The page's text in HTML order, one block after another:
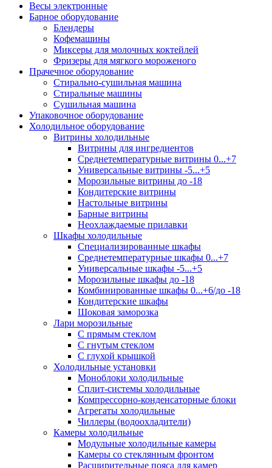
Весы электронные
Барное оборудование
Блендеры
Кофемашины
Миксеры для молочных коктейлей
Фризеры для мягкого мороженого
Прачечное оборудование
Стирально-сушильная машина
Стиральные машины
Сушильная машина
Упаковочное оборудование
Холодильное оборудование
Витрины холодильные
Витрины для ингредиентов
Среднетемпературные витрины 0...+7
Универсальные витрины -5...+5
Морозильные витрины до -18
Кондитерские витрины
Настольные витрины
Барные витрины
Неохлаждаемые прилавки
Шкафы холодильные
Cпециализированные шкафы
Среднетемпературные шкафы 0...+7
Универсальные шкафы -5...+5
Морозильные шкафы до -18
Комбинированные шкафы 0...+6/до -18
Кондитерские шкафы
Шоковая заморозка
Лари морозильные
С прямым стеклом
С гнутым стеклом
С глухой крышкой
Холодильные установки
Моноблоки холодильные
Сплит-системы холодильные
Компрессорно-конденсаторные блоки
Агрегаты холодильные
Чиллеры (водоохладители)
Камеры холодильные
Модульные холодильные камеры
Камеры со стеклянным фронтом
Расширительные пояса для камер